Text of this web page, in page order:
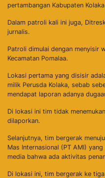
pertambangan Kabupaten
Dalam patroli kali ini juga,
jurnalis.
Patroli dimulai dengan menyisir
Kecamatan Pomalaa.
Lokasi pertama yang disisir
milik Perusda Kolaka, sebab
mendapat laporan adanya
Di lokasi ini tim tidak
dilaporkan.
Selanjutnya, tim bergerak
Mas Internasional (PT AMI)
media bahwa ada aktivitas
Di lokasi ini, tim bergerak ke